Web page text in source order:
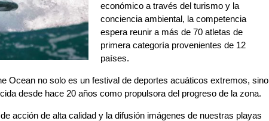
económico a través del turismo y la
conciencia ambiental, la competencia
espera reunir a más de 70 atletas de
primera categoría provenientes de 12
países.
Ocean no solo es un festival de deportes acuáticos extremos, sino
desde hace 20 años como propulsora del progreso de la zona.
acción de alta calidad y la difusión imágenes de nuestras playas